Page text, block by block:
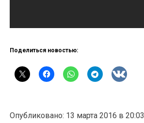
Поделиться новостью:
Опубликовано: 13 марта 2016 в 20:03